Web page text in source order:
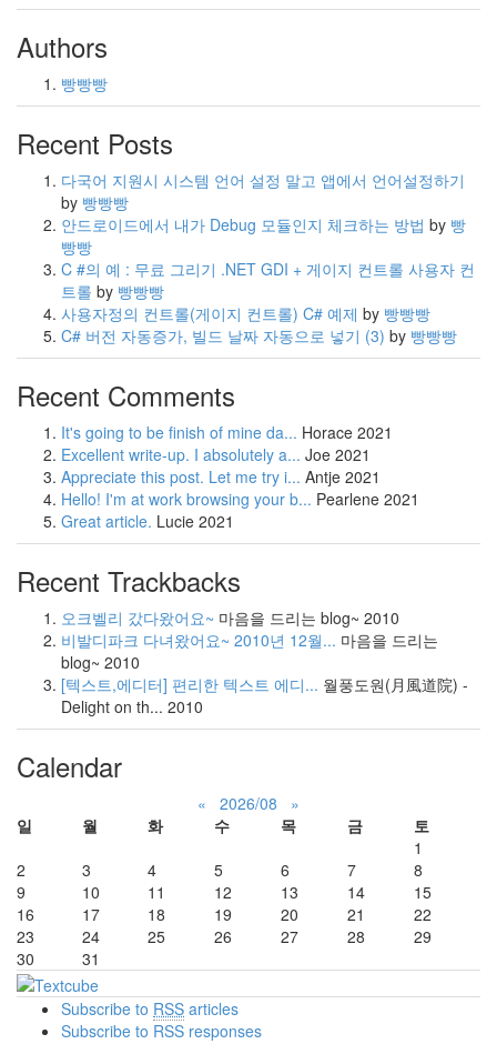
Authors
빵빵빵
Recent Posts
다국어 지원시 시스템 언어 설정 말고 앱에서 언어설정하기
by 빵빵빵
안드로이드에서 내가 Debug 모듈인지 체크하는 방법 by 빵
빵빵
C #의 예 : 무료 그리기 .NET GDI + 게이지 컨트롤 사용자 컨
트롤 by 빵빵빵
사용자정의 컨트롤(게이지 컨트롤) C# 예제 by 빵빵빵
C# 버전 자동증가, 빌드 날짜 자동으로 넣기 (3) by 빵빵빵
Recent Comments
It's going to be finish of mine da... Horace 2021
Excellent write-up. I absolutely a... Joe 2021
Appreciate this post. Let me try i... Antje 2021
Hello! I'm at work browsing your b... Pearlene 2021
Great article. Lucie 2021
Recent Trackbacks
오크벨리 갔다왔어요~ 마음을 드리는 blog~ 2010
비발디파크 다녀왔어요~ 2010년 12월... 마음을 드리는
blog~ 2010
[텍스트,에디터] 편리한 텍스트 에디... 월풍도원(月風道院) -
Delight on th... 2010
Calendar
« 2026/08
»
일
월 화 수 목 금
토
1
2
3 4 5 6 7
8
9
10 11 12 13 14
15
16
17 18 19 20 21
22
23
24 25 26 27 28
29
30
31
Subscribe to RSS articles
Subscribe to RSS responses